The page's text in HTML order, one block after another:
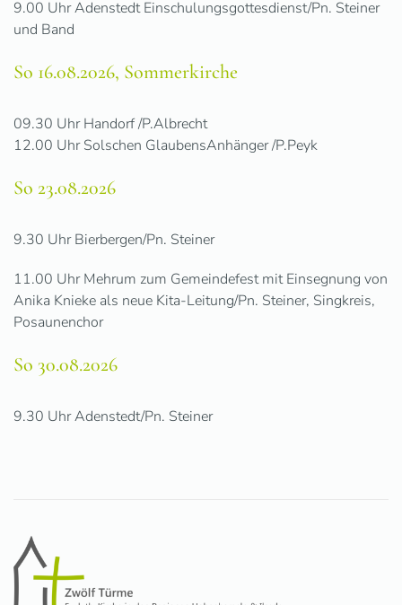
9.00 Uhr Adenstedt Einschulungsgottesdienst/Pn. Steiner
und Band
So 16.08.2026, Sommerkirche
09.30 Uhr Handorf /P.Albrecht
12.00 Uhr Solschen GlaubensAnhänger/P.Peyk
So 23.08.2026
9.30 Uhr Bierbergen/Pn. Steiner
11.00 Uhr Mehrum zum Gemeindefest mit Einsegnung von
Anika Knieke als neue Kita-Leitung/Pn. Steiner, Singkreis,
Posaunenchor
So 30.08.2026
9.30 Uhr Adenstedt/Pn. Steiner